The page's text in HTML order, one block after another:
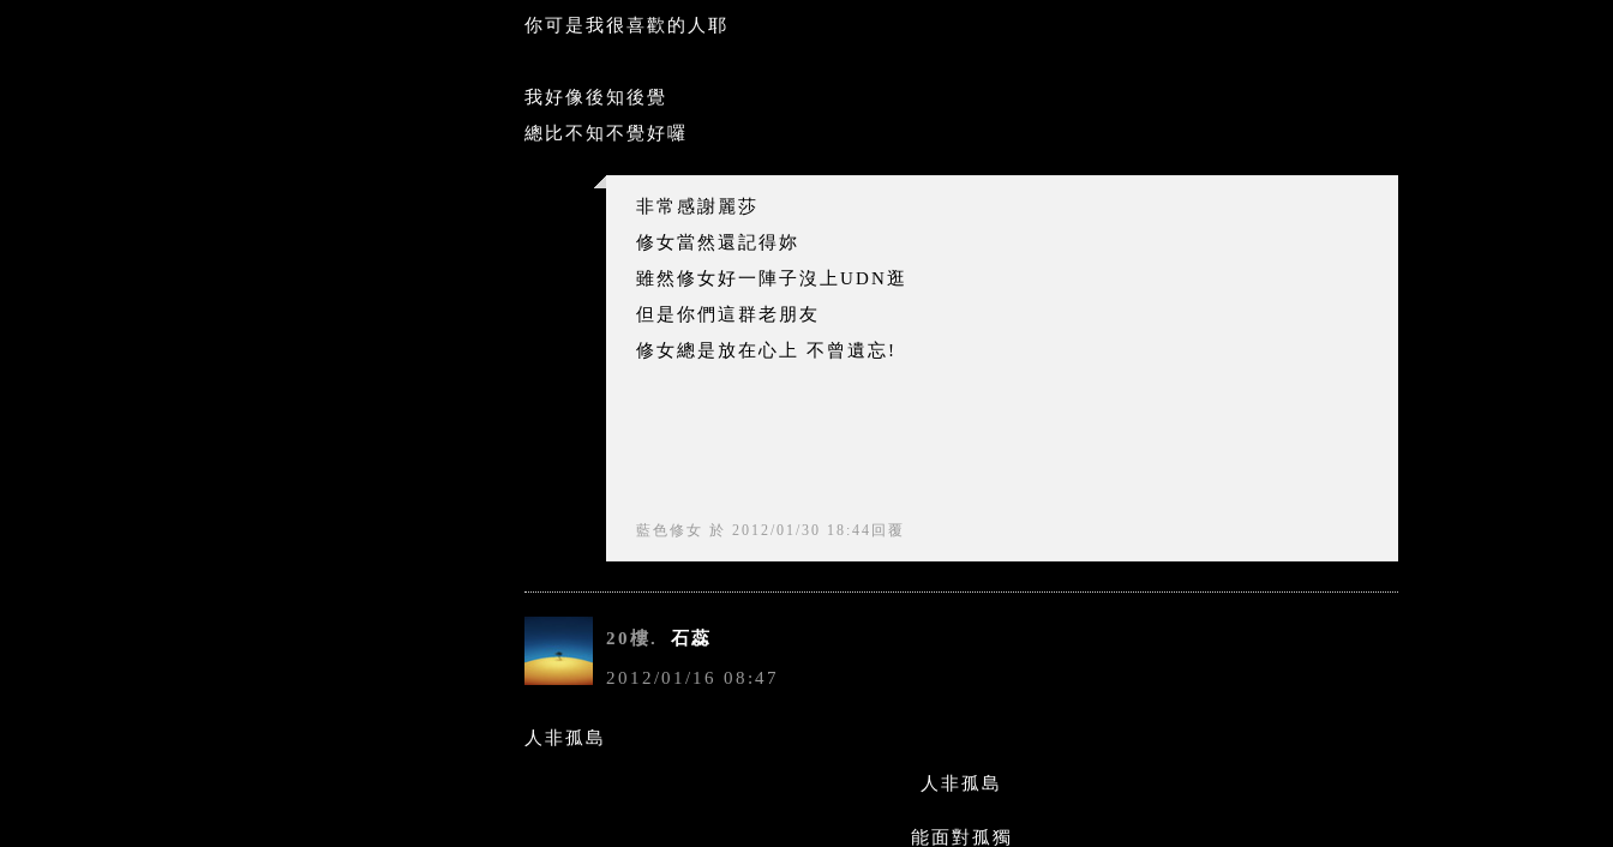
你可是我很喜歡的人耶
我好像後知後覺
總比不知不覺好囉
非常感謝麗莎
修女當然還記得妳
雖然修女好一陣子沒上UDN逛
但是你們這群老朋友
修女總是放在心上 不曾遺忘!
藍色修女 於 2012/01 /30 18 : 44 回覆
20樓. 石蕊
2012/01 /16 08 :47
人非孤島
人非孤島
能面對孤獨